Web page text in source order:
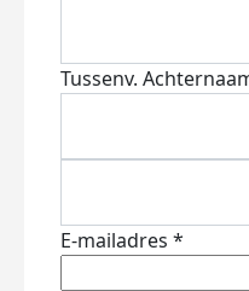
Tussenv.
E-mailadres *